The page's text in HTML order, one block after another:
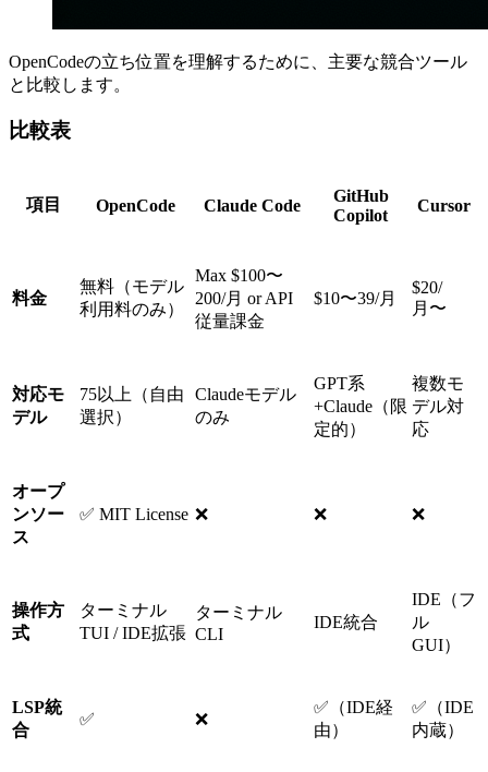
OpenCodeの立ち位置を理解するために、主要な競合ツール
と比較します。
比較表
項目 OpenCode Claude Code
GitHub
Copilot
Cursor
料金
無料（モデル
利用料のみ）
Max $100〜
200/月 or API
従量課金
$10〜39/月
$20/
月〜
対応モ
デル
75以上（自由
選択）
Claudeモデル
のみ
GPT系
+Claude（限
定的）
複数モ
デル対
応
オープ
ンソー
ス
✅ MIT License ❌ ❌ ❌
操作方
式
ターミナル
TUI / IDE拡張
ターミナル
CLI
IDE統合
IDE（フ
ル
GUI）
LSP統
合
✅ ❌
✅（IDE経
由）
✅（IDE
内蔵）